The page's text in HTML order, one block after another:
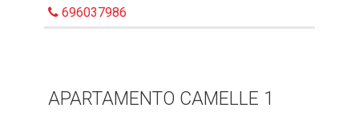
696037986
APARTAMENTO CAMELLE 1